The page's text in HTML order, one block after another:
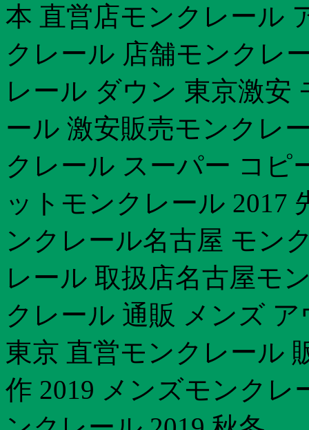
本 直営店モンクレール
クレール 店舗モンクレ
レール ダウン 東京激安
ール 激安販売モンクレ
クレール スーパー コピ
ットモンクレール 2017
ンクレール名古屋 モン
レール 取扱店名古屋モ
クレール 通販 メンズ
東京 直営モンクレール
作 2019 メンズモンク